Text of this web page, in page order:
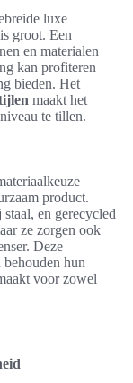
luxe
groot. Een
en materialen
kan profiteren
bieden. Het
maakt het
te tillen.
product.
en gerecycled
ze zorgen ook
Deze
hun
voor zowel